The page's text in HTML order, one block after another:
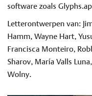
software zoals
Letterontwerpen van:
Hamm, Wayne Hart,
Francisca Monteiro,
Sharov, María Valls
Wolny.